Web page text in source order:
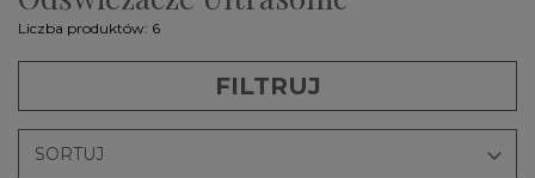
Liczba produktów: 6
FILTRUJ
SORTUJ 